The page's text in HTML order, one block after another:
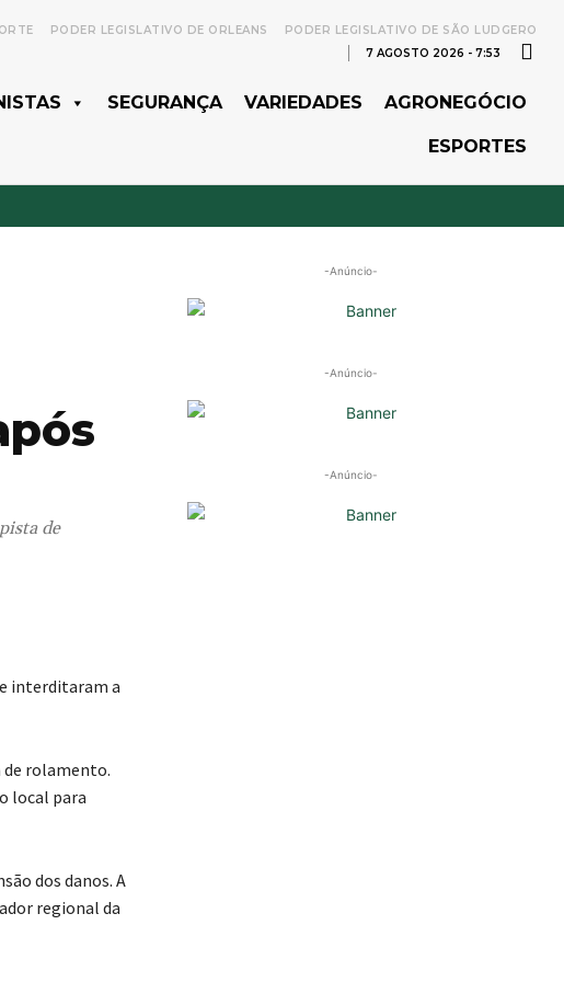
PODER LEGISLATIVO DE ORLEANS
PODER LEGISLATIVO DE SÃO LUDGERO
7 AGOSTO 2026 - 7:53
SEGURANÇA VARIEDADES AGRONEGÓCIO
ESPORTES
de
interditaram a
de rolamento.
local para
dos danos. A
regional da
-Anúncio-
-Anúncio-
-Anúncio-